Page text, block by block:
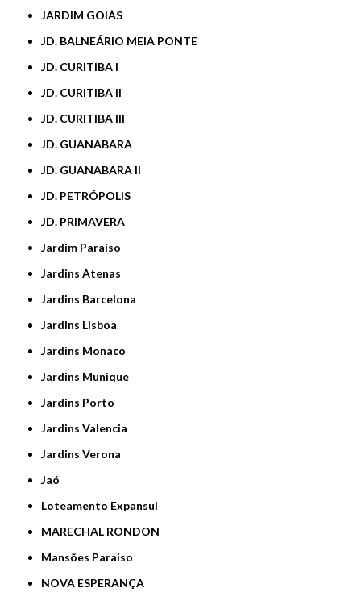
JARDIM GOIÁS
JD. BALNEÁRIO MEIA PONTE
JD. CURITIBA I
JD. CURITIBA II
JD. CURITIBA III
JD. GUANABARA
JD. GUANABARA II
JD. PETRÓPOLIS
JD. PRIMAVERA
Jardim Paraiso
Jardins Atenas
Jardins Barcelona
Jardins Lisboa
Jardins Monaco
Jardins Munique
Jardins Porto
Jardins Valencia
Jardins Verona
Jaó
Loteamento Expansul
MARECHAL RONDON
Mansões Paraiso
NOVA ESPERANÇA